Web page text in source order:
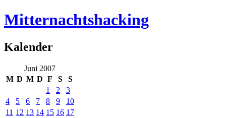
Mitternachtshacking
Kalender
Juni 2007
M D M D F S
S
1
2
3
4
5 6 7 8 9
10
11 12 13 14 15 16 17